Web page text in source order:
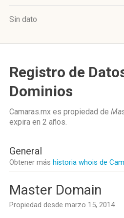
Sin dato
Registro de
Dominios
Camaras.mx es propiedad de
expira en 2 años.
General
Obtener más historia whois de
Master Domain
Propiedad desde marzo 15, 2014